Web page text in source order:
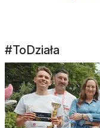
#ToDziała